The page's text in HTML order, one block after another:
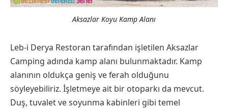
Aksazlar Koyu Kamp Alanı
Leb-i Derya Restoran tarafından işletilen Aksazlar
Camping adında kamp alanı bulunmaktadır. Kamp
alanının oldukça geniş ve ferah olduğunu
söyleyebiliriz. İşletmeye ait bir otoparkı da mevcut.
Duş, tuvalet ve soyunma kabinleri gibi temel